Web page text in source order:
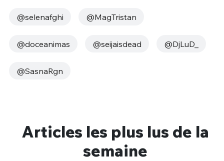
@selenafghi @MagTristan
@doceanimas @seijaisdead @DjLuD_
@SasnaRgn
Articles les plus lus de la
semaine